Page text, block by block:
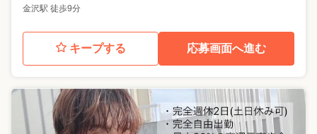
金沢駅 徒歩9分
キープする 応募画面へ進む